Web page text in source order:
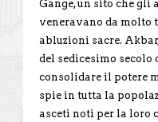
Gange, un sito che gli
veneravano da molto
abluzioni sacre.
del sedicesimo secolo
consolidare il potere
spie in tutta la
asceti noti per la loro